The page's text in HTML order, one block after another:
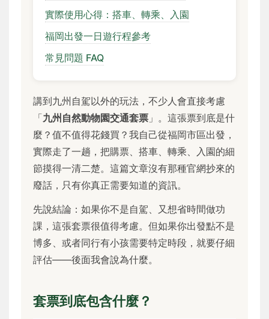
實際使用心得：搭車、轉乘、入園
福岡出發一日遊行程參考
常見問題 FAQ
講到九州自駕以外的玩法，不少人會直接考慮
「九州自然動物園交通套票 」。這張票到底是什
麼？值不值得花錢買？我自己從福岡市區出發，
實際走了一趟，把購票、搭車、轉乘、入園的細
節摸得一清二楚。這篇文章沒有那種官網抄來的
廢話，只有你真正需要知道的資訊。
先說結論：如果你不是自駕、又想省時間做功
課，這張套票很值得考慮。但如果你出發點不是
博多、或者同行有小孩需要特定時段，就要仔細
評估——後面我會說為什麼。
套票到底包含什麼？